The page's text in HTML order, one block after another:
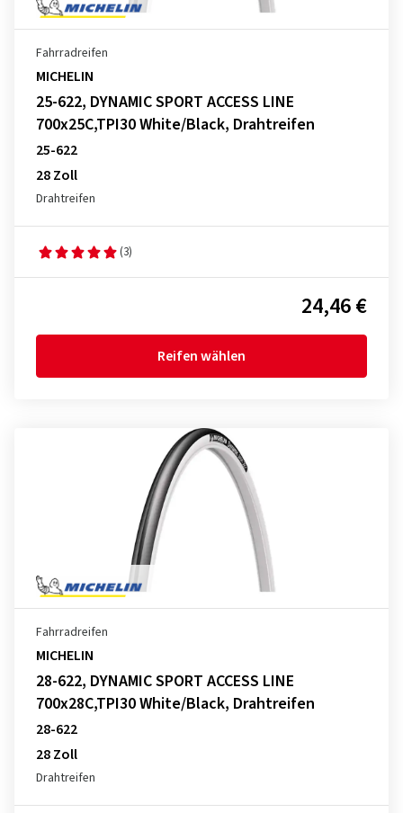
Fahrradreifen
MICHELIN
25-622, DYNAMIC SPORT ACCESS LINE
700x25C,TPI30 White/Black, Drahtreifen
25-622
28 Zoll
Drahtreifen
(3)
24,46 €
Reifen wählen
Fahrradreifen
MICHELIN
28-622, DYNAMIC SPORT ACCESS LINE
700x28C,TPI30 White/Black, Drahtreifen
28-622
28 Zoll
Drahtreifen